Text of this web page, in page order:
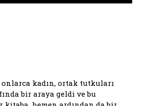
kadın, ortak tutkuları
bir araya geldi ve bu